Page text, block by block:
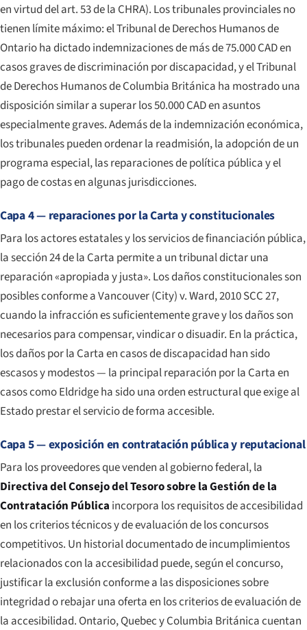
en virtud del art. 53 de la CHRA). Los tribunales provinciales no
tienen límite máximo: el Tribunal de Derechos Humanos de
Ontario ha dictado indemnizaciones de más de 75.000 CAD en
casos graves de discriminación por discapacidad, y el Tribunal
de Derechos Humanos de Columbia Británica ha mostrado una
disposición similar a superar los 50.000 CAD en asuntos
especialmente graves. Además de la indemnización económica,
los tribunales pueden ordenar la readmisión, la adopción de un
programa especial, las reparaciones de política pública y el
pago de costas en algunas jurisdicciones.
Capa 4 — reparaciones por la Carta y constitucionales
Para los actores estatales y los servicios de financiación pública,
la sección 24 de la Carta permite a un tribunal dictar una
reparación «apropiada y justa». Los daños constitucionales son
posibles conforme aVancouver (City) v. Ward, 2010 SCC 27,
cuando la infracción es suficientemente grave y los daños son
necesarios para compensar, vindicar o disuadir. En la práctica,
los daños por la Carta en casos de discapacidad han sido
escasos y modestos — la principal reparación por la Carta en
casos comoEldridgeha sido una orden estructural que exige al
Estado prestar el servicio de forma accesible.
Capa 5 — exposición en contratación pública y reputacional
Para los proveedores que venden al gobierno federal, la
Directiva del Consejo del Tesoro sobre la Gestión de la
Contratación Pública incorpora los requisitos de accesibilidad
en los criterios técnicos y de evaluación de los concursos
competitivos. Un historial documentado de incumplimientos
relacionados con la accesibilidad puede, según el concurso,
justificar la exclusión conforme a las disposiciones sobre
integridad o rebajar una oferta en los criterios de evaluación de
la accesibilidad. Ontario, Quebec y Columbia Británica cuentan